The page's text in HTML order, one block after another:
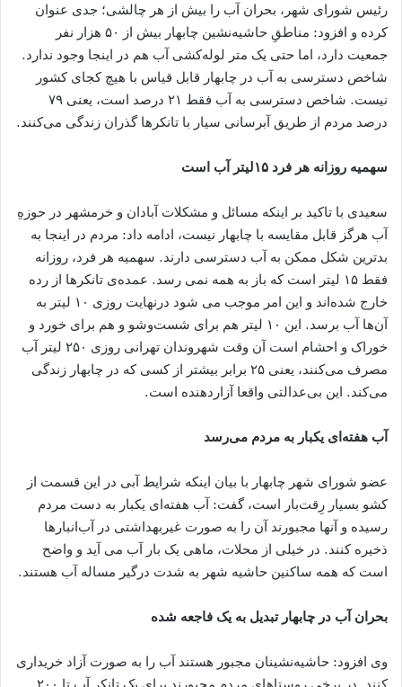
رئیس شورای شهر، بحران آب را بیش از هر چالشی؛ جدی‌ عنوان
کرده و افزود: مناطقِ حاشیه‌نشین چابهار بیش از ۵۰ هزار نفر
جمعیت دارد، اما حتی یک متر لوله‌کشی آب هم در اینجا وجود ندارد.
شاخص دسترسی به آب در چابهار قابل قیاس با هیچ کجای کشور
نیست. شاخص دسترسی به آب فقط ۲۱ درصد است، یعنی ۷۹
درصد مردم از طریق آبرسانی سیار با تانکرها گذران زندگی می‌کنند.
سهمیه روزانه هر فرد ۱۵لیتر آب است
سعیدی با تاکید بر اینکه مسائل و مشکلات آبادان و خرمشهر در حوزهِ
آب هرگز قابل مقایسه با چابهار نیست، ادامه داد: مردم در اینجا به
بدترین شکل ممکن به آ‌ب دسترسی دارند. سهمیه هر فرد، روزانه
فقط ۱۵ لیتر است که باز به همه نمی ‌رسد. عمده‌ی تانکرها از رده
خارج شده‌اند و این امر موجب می‌ شود درنهایت روزی ۱۰ لیتر به
آن‌ها آب برسد. این ۱۰ لیتر هم برای شست‌وشو و هم برای خورد و
خوراک و احشام است آن وقت شهروندان تهرانی روزی ۲۵۰ لیتر آب
مصرف می‌کنند، یعنی ۲۵ برابر بیشتر از کسی که در چابهار زندگی
می‌کند. این بی‌عدالتی واقعا آزاردهنده است.
آب هفته‌ای یکبار به مردم می‌رسد
عضو شورای شهر چابهار با بیان اینکه شرایط آبی در این قسمت از
کشو بسیار رِقت‌بار است، گفت: آب هفته‌ای یکبار به دست مردم
رسیده و آنها مجبورند آن را به صورت غیربهداشتی در آب‌انبارها
ذخیره کنند. در خیلی از محلات، ماهی یک ‌بار آب می ‌آید و واضح
است که همه ساکنین حاشیه شهر به شدت درگیر مساله آب هستند.
بحران آب در چابهار تبدیل به یک فاجعه شده
وی افزود: حاشیه‌نشینان مجبور هستند آب را به صورت آزاد خریداری